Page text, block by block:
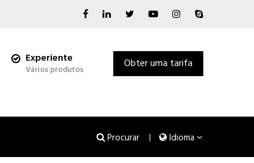
Experiente
Vários produtos Obter uma tarifa
Idioma
Procurar